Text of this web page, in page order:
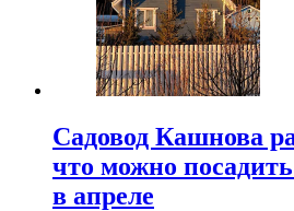
Садовод Кашнова
что можно
в апреле